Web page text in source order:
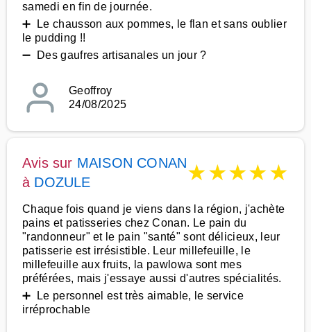
samedi en fin de journée.
➕ Le chausson aux pommes, le flan et sans oublier
le pudding !!
➖ Des gaufres artisanales un jour ?
Geoffroy
24/08/2025
Avis sur MAISON CONAN
à DOZULE ★★★★★
Chaque fois quand je viens dans la région, j'achète
pains et patisseries chez Conan. Le pain du
"randonneur" et le pain "santé" sont délicieux, leur
patisserie est irrésistible. Leur millefeuille, le
millefeuille aux fruits, la pawlowa sont mes
préférées, mais j'essaye aussi d'autres spécialités.
➕ Le personnel est très aimable, le service
irréprochable